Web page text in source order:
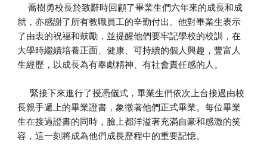
喬樹勇校長於致辭時回顧了畢業生們六年來的成長和成
就，亦感謝了所有教職員工的辛勤付出。他對畢業生表示
了由衷的祝福和鼓勵，並提醒他們要牢記學校的校訓，在
大學時繼續培養正面、健康、可持續的個人興趣，豐富人
生經歷，以成長為有奉獻精神、有社會責任感的人。
緊接下來進行了授憑儀式，畢業生們依次上台接過由校
長親手遞上的畢業證書，象徵著他們正式畢業。每位畢業
生在接過證書的同時，臉上都洋溢著充滿自豪和感激的笑
容，這一刻將成為他們成長歷程中的重要記憶。